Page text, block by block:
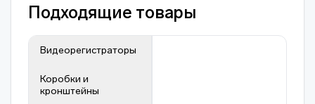
Подходящие товары
Видеорегистраторы
Коробки и
кронштейны